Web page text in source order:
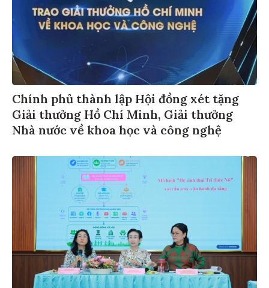
Chính phủ thành lập Hội đồng xét tặng
Giải thưởng Hồ Chí Minh, Giải thưởng
Nhà nước về khoa học và công nghệ